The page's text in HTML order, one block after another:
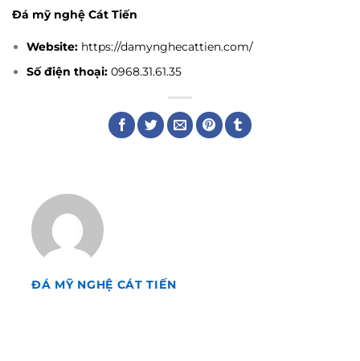
Đá mỹ nghệ Cát Tiến
Website: https://damynghecattien.com/
Số điện thoại:0968.31.61.35
ĐÁ MỸ NGHỆ CÁT TIẾN